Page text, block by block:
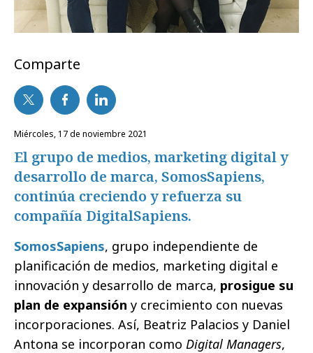
Comparte
miércoles, 17 de noviembre 2021
El grupo de medios, marketing digital y
desarrollo de marca, SomosSapiens,
continúa creciendo y refuerza su
compañía DigitalSapiens.
SomosSapiens, grupo independiente de
planificación de medios, marketing digital e
innovación y desarrollo de marca, prosigue su
plan de expansión y crecimiento con nuevas
incorporaciones. Así, Beatriz Palacios y Daniel
Antona se incorporan como Digital Managers,